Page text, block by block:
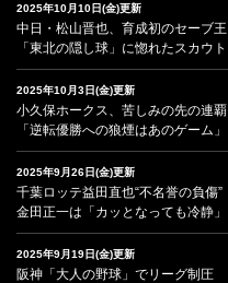
2025年10月10日(金)更新
中日・松山晋也、育成初のセーブ王
「東北の隠し球」に惚れたスカウト
2025年10月3日(金)更新
小久保ホークス、苦しみの先の連覇
「逆転優勝への狼煙はあのゲーム」
2025年9月26日(金)更新
千葉ロッテ益田直也“不名誉の負傷”
金田正一は「カッとなっても冷静」
2025年9月19日(金)更新
阪神「大人の野球」でリーグ制圧